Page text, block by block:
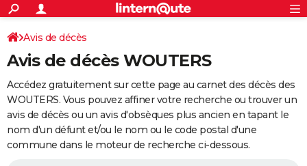
ACTUALITÉS
Politique
Société
Faits Divers
Education
Monde
Villes
+
SPORT
Coupe du monde 2026
Football
Tennis
Cyclisme
Rugby
Forum
Programme TV
TNT
Streaming
Cinéma
Sorties cinéma
Musique
+
FINANCE
Retraite
Epargne
Immobilier
Risques naturels par ville
Banque
Assurance
AUTO
Essais
Réserver un essai
Citadines
Berlines
SUV
Forum auto
+
Avis de décès
Avis de décès WOUTERS
Accédez gratuitement sur cette page au carnet des décès des
WOUTERS. Vous pouvez affiner votre recherche ou trouver un
avis de décès ou un avis d'obsèques plus ancien en tapant le
nom d'un défunt et/ou le nom ou le code postal d'une
commune dans le moteur de recherche ci-dessous.